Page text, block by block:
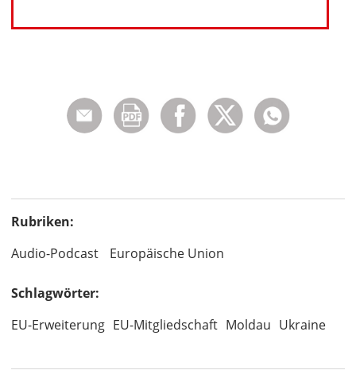
Rubriken:
Audio-Podcast
Europäische Union
Schlagwörter:
EU-Erweiterung EU-Mitgliedschaft Moldau Ukraine